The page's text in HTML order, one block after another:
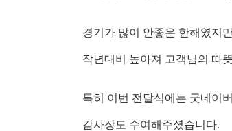
경기가 많이 안좋은 한해였지
작년대비 높아져 고객님의 따
특히 이번 전달식에는 굿네이
감사장도 수여해주셨습니다.